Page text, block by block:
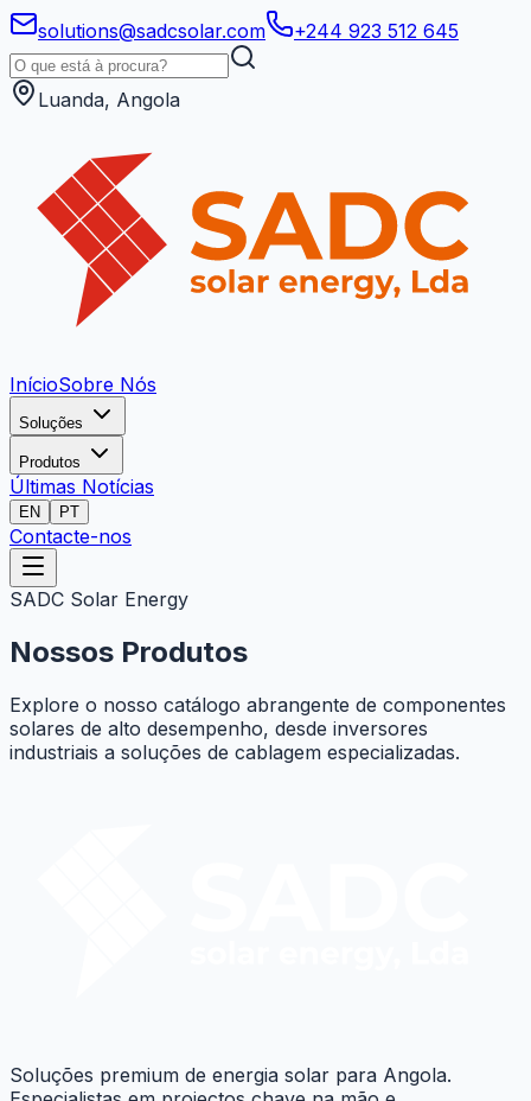
solutions@sadcsolar.com +244 923 512 645
Luanda, Angola
InícioSobre Nós
Soluções
Produtos
Últimas Notícias
EN PT
Contacte-nos
SADC Solar Energy
Nossos Produtos
Explore o nosso catálogo abrangente de componentes
solares de alto desempenho, desde inversores
industriais a soluções de cablagem especializadas.
Soluções premium de energia solar para Angola.